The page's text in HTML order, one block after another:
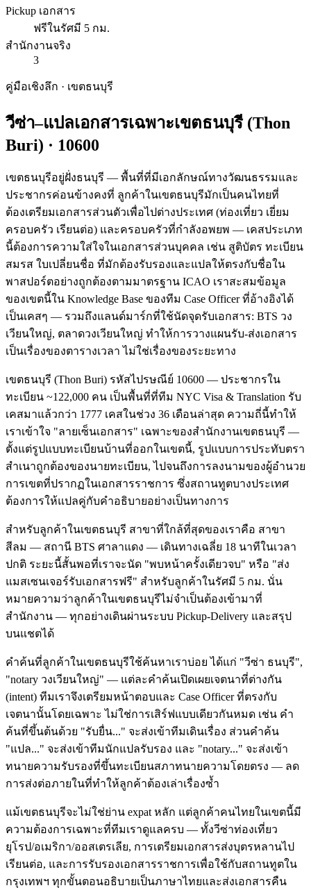
Pickup เอกสาร
ฟรีในรัศมี 5 กม.
สำนักงานจริง
3
คู่มือเชิงลึก · เขตธนบุรี
วีซ่า–แปลเอกสารเฉพาะเขตธนบุรี(Thon
Buri) · 10600
เขตธนบุรีอยู่ฝั่งธนบุรี — พื้นที่ที่มีเอกลักษณ์ทางวัฒนธรรมและ
ประชากรค่อนข้างคงที่ ลูกค้าในเขตธนบุรีมักเป็นคนไทยที่
ต้องเตรียมเอกสารส่วนตัวเพื่อไปต่างประเทศ (ท่องเที่ยว เยี่ยม
ครอบครัว เรียนต่อ) และครอบครัวที่กำลังอพยพ — เคสประเภท
นี้ต้องการความใส่ใจในเอกสารส่วนบุคคล เช่น สูติบัตร ทะเบียน
สมรส ใบเปลี่ยนชื่อ ที่มักต้องรับรองและแปลให้ตรงกับชื่อใน
พาสปอร์ตอย่างถูกต้องตามมาตรฐาน ICAO เราสะสมข้อมูล
ของเขตนี้ใน Knowledge Base ของทีม Case Officer ที่อ้างอิงได้
เป็นเคสๆ — รวมถึงแลนด์มาร์กที่ใช้นัดจุดรับเอกสาร: BTS วง
เวียนใหญ่, ตลาดวงเวียนใหญ่ ทำให้การวางแผนรับ-ส่งเอกสาร
เป็นเรื่องของตารางเวลา ไม่ใช่เรื่องของระยะทาง
เขตธนบุรี (Thon Buri) รหัสไปรษณีย์ 10600 — ประชากรใน
ทะเบียน ~122,000 คน เป็นพื้นที่ที่ทีม NYC Visa & Translation รับ
เคสมาแล้วกว่า 1777 เคสในช่วง 36 เดือนล่าสุด ความถี่นี้ทำให้
เราเข้าใจ "ลายเซ็นเอกสาร" เฉพาะของสำนักงานเขตธนบุรี —
ตั้งแต่รูปแบบทะเบียนบ้านที่ออกในเขตนี้, รูปแบบการประทับตรา
สำเนาถูกต้องของนายทะเบียน, ไปจนถึงการลงนามของผู้อำนวย
การเขตที่ปรากฏในเอกสารราชการ ซึ่งสถานทูตบางประเทศ
ต้องการให้แปลคู่กับคำอธิบายอย่างเป็นทางการ
สำหรับลูกค้าในเขตธนบุรี สาขาที่ใกล้ที่สุดของเราคือ สาขา
สีลม — สถานี BTS ศาลาแดง — เดินทางเฉลี่ย 18 นาทีในเวลา
ปกติ ระยะนี้สั้นพอที่เราจะนัด "พบหน้าครั้งเดียวจบ" หรือ "ส่ง
แมสเซนเจอร์รับเอกสารฟรี" สำหรับลูกค้าในรัศมี 5 กม. นั่น
หมายความว่าลูกค้าในเขตธนบุรีไม่จำเป็นต้องเข้ามาที่
สำนักงาน — ทุกอย่างเดินผ่านระบบ Pickup-Delivery และสรุป
บนแชตได้
คำค้นที่ลูกค้าในเขตธนบุรีใช้ค้นหาเราบ่อย ได้แก่ "วีซ่า ธนบุรี",
"notary วงเวียนใหญ่" — แต่ละคำค้นเปิดเผยเจตนาที่ต่างกัน
(intent) ทีมเราจึงเตรียมหน้าตอบและ Case Officer ที่ตรงกับ
เจตนานั้นโดยเฉพาะ ไม่ใช่การเสิร์ฟแบบเดียวกันหมด เช่น คำ
ค้นที่ขึ้นต้นด้วย "รับยื่น..." จะส่งเข้าทีมเดินเรื่อง ส่วนคำค้น
"แปล..." จะส่งเข้าทีมนักแปลรับรอง และ "notary..." จะส่งเข้า
ทนายความรับรองที่ขึ้นทะเบียนสภาทนายความโดยตรง — ลด
การส่งต่อภายในที่ทำให้ลูกค้าต้องเล่าเรื่องซ้ำ
แม้เขตธนบุรีจะไม่ใช่ย่าน expat หลัก แต่ลูกค้าคนไทยในเขตนี้มี
ความต้องการเฉพาะที่ทีมเราดูแลครบ — ทั้งวีซ่าท่องเที่ยว
ยุโรป/อเมริกา/ออสเตรเลีย, การเตรียมเอกสารส่งบุตรหลานไป
เรียนต่อ, และการรับรองเอกสารราชการเพื่อใช้กับสถานทูตใน
กรุงเทพฯ ทุกขั้นตอนอธิบายเป็นภาษาไทยและส่งเอกสารคืน